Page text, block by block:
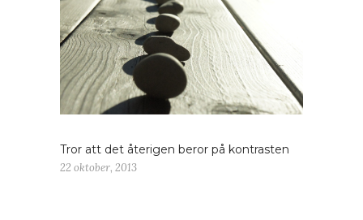
Tror att det återigen beror på kontrasten
22 oktober, 2013